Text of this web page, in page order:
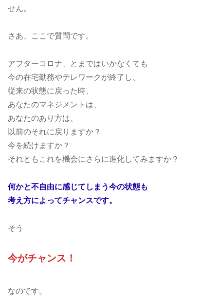
せん。
さあ、ここで質問です。
アフターコロナ、とまではいかなくても
今の在宅勤務やテレワークが終了し、
従来の状態に戻った時、
あなたのマネジメントは、
あなたのあり方は、
以前のそれに戻りますか？
今を続けますか？
それともこれを機会にさらに進化してみますか？
何かと不自由に感じてしまう今の状態も
考え方によってチャンスです。
そう
今がチャンス！
なのです。